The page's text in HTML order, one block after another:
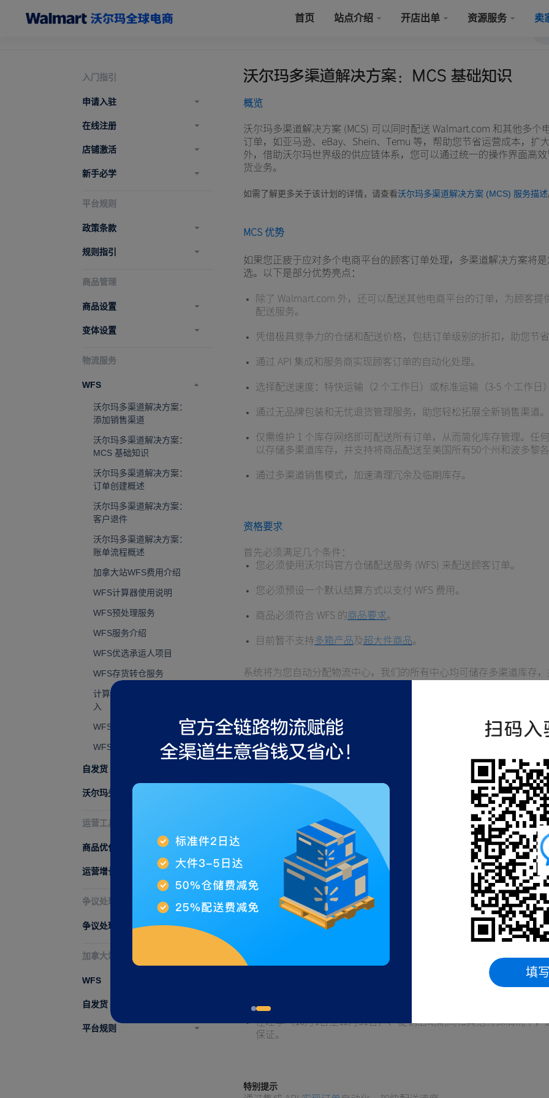
首页 站点介绍 开店出单 资源服务 卖
入门指引
申请入驻
在线注册
店铺激活
新手必学
平台规则
政策条款
规则指引
商品管理
商品设置
变体设置
物流服务
WFS
沃尔玛多渠道解决方案：
添加销售渠道
沃尔玛多渠道解决方案：
MCS 基础知识
沃尔玛多渠道解决方案：
订单创建概述
沃尔玛多渠道解决方案：
客户退件
沃尔玛多渠道解决方案：
账单流程概述
加拿大站WFS费用介绍
WFS计算器使用说明
WFS预处理服务
WFS服务介绍
WFS优选承运人项目
WFS存货转仓服务
计算 WFS 商品的预计收
入
WFS增长机会
WFS费用计算规则
自发货
沃尔玛头程服务WI
运营工具
商品优化策略
运营增长策略
争议处理
争议处理
加拿大站点
WFS
自发货
平台规则
沃尔玛多渠道解决方案：MCS 基础知识
概览
沃尔玛多渠道解决方案 (MCS) 可以同时配送 Walmart.com 和其他多个
订单，如亚马逊、eBay、Shein、Temu 等，帮助您节省运营成本，扩
外，借助沃尔玛世界级的供应链体系，您可以通过统一的操作界面高
货业务。
如需了解更多关于该计划的详情，请查看沃尔玛多渠道解决方案 (MCS) 服务描述
MCS 优势
如果您正疲于应对多个电商平台的顾客订单处理，多渠道解决方案将是
选。以下是部分优势亮点：
除了 Walmart.com 外，还可以配送其他电商平台的订单，为顾客提
配送服务。
凭借极具竞争力的仓储和配送价格，包括订单级别的折扣，助您节省
通过 API 集成和服务商实现顾客订单的自动化处理。
选择配送速度：特快运输（2 个工作日）或标准运输（3-5 个工作日
通过无品牌包装和无忧退货管理服务，助您轻松拓展全新销售渠道。
仅需维护 1 个库存网络即可配送所有订单，从而简化库存管理。任
以存储多渠道库存，并支持将商品配送至美国所有50个州和波多黎各
通过多渠道销售模式，加速清理冗余及临期库存。
资格要求
首先必须满足几个条件：
您必须使用沃尔玛官方仓储配送服务 (WFS) 来配送顾客订单。
您必须预设一个默认结算方式以支付 WFS 费用。
商品必须符合 WFS 的商品要求。
目前暂不支持多箱产品及超大件商品。
系统将为您自动分配物流中心，我们的所有中心均可储存多渠道库存
如何操作？
如果您符合资格要求，即可开始
们将以无品牌包装的方式处理订单，并配送至顾客。
我们支持任何销售渠道，前提是顾客订单和退货需符合您在原电商
务条款。我们的配送速度和包装也应符合销售渠道的需求。
您可以完全灵活地选择配送哪些销售渠道的订单。默认情况下，商
Walmart.com 上架，但您也可以选择仅在非沃尔玛渠道销售。
关于 MCS 配送
多渠道订单只能配送到美国境内 50 个州和波多黎各。
我们使用无品牌塑料袋或棕色外箱运输多渠道订单，并配有普通胶
在旺季（10月1日至12月31日）、促销活动期间和其他特殊情况下，
保证。
特别提示
扫码
填